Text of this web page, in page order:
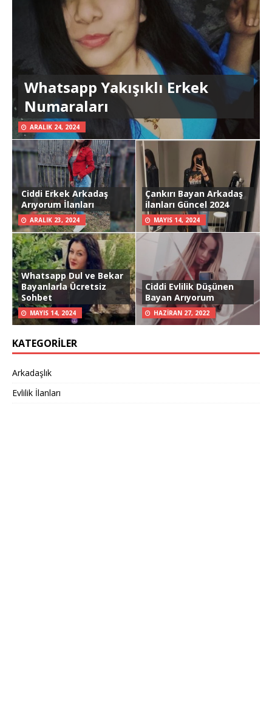
Whatsapp Yakışıklı Erkek
Numaraları
ARALIK 24, 2024
Ciddi Erkek Arkadaş
Arıyorum İlanları
ARALIK 23, 2024
Çankırı Bayan Arkadaş
ilanları Güncel 2024
MAYIS 14, 2024
Whatsapp Dul ve Bekar
Bayanlarla Ücretsiz
Sohbet
MAYIS 14, 2024
Ciddi Evlilik Düşünen
Bayan Arıyorum
HAZIRAN 27, 2022
KATEGORILER
Arkadaşlık
Evlilik İlanları